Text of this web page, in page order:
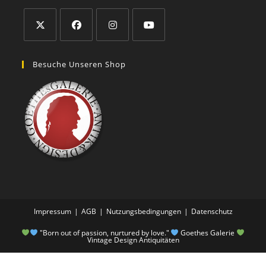
Besuche Unseren Shop
Impressum AGB Nutzungsbedingungen Datenschutz
"Born out of passion, nurtured by love." Goethes Galerie
Vintage Design Antiquitäten